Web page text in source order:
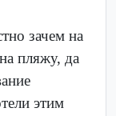
зачем на
пляжу, да
этим